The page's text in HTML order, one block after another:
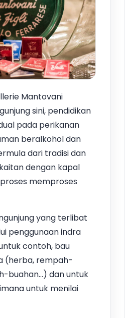
Mantovani
sini, pendidikan
pada perikanan
beralkohol dan
dari tradisi dan
dengan kapal
memproses
yang terlibat
penggunaan indra
contoh, bau
(herba, rempah-
buahan...) dan untuk
untuk menilai